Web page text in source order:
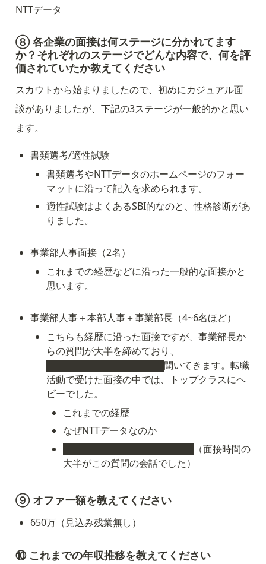
NTTデータ
⑧ 各企業の面接は何ステージに分かれてます
か？それぞれのステージでどんな内容で、何を評
価されていたか教えてください
スカウトから始まりましたので、初めにカジュアル面
談がありましたが、下記の3ステージが一般的かと思い
ます。
書類選考/適性試験
書類選考やNTTデータのホームページのフォー
マットに沿って記入を求められます。
適性試験はよくあるSBI的なのと、性格診断があ
りました。
事業部人事面接（2名）
これまでの経歴などに沿った一般的な面接かと
思います。
事業部人事＋本部人事＋事業部長（4~6名ほど）
こちらも経歴に沿った面接ですが、事業部長か
らの質問が大半を締めており、
██████████████████聞いてきます。転職
活動で受けた面接の中では、トップクラスにヘ
ビーでした。
これまでの経歴
なぜNTTデータなのか
████████████████████（面接時間の
大半がこの質問の会話でした）
⑨ オファー額を教えてください
650万（見込み残業無し）
⑩ これまでの年収推移を教えてください